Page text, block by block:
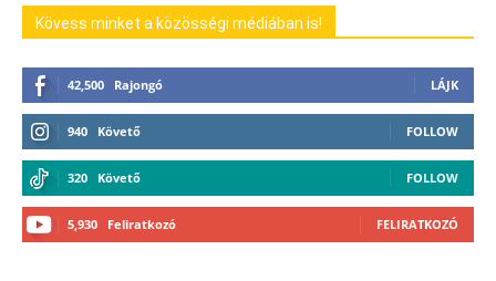
Kövess minket a közösségi médiában is!
42,500 Rajongó LÁJK
940 Követő FOLLOW
320 Követő FOLLOW
5,930 Feliratkozó FELIRATKOZÓ